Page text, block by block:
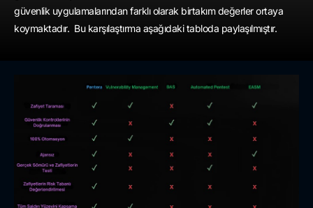
güvenlik uygulamalarından farklı olarak birtakım değerler ortaya
koymaktadır. Bu karşılaştırma aşağıdaki tabloda paylaşılmıştır.